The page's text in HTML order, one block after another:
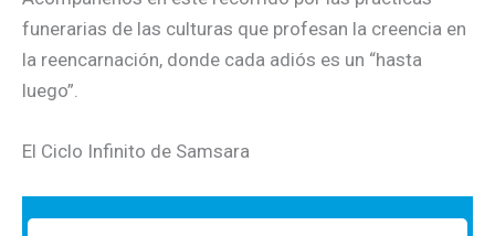
funerarias de las culturas que profesan la creencia en
la reencarnación, donde cada adiós es un “hasta
luego”.
El Ciclo Infinito de Samsara